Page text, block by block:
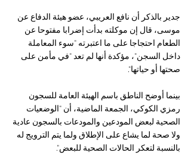
جدير بالذكر أن نافع العريبي، عضو هيئة الدفاع عن
موسى، قال إن موكلته بدأت إضرابا مفتوحا عن
الطعام احتجاجا على ما اعتبرته "سوء المعاملة
داخل السجن"، مؤكدة أنها لم تعد "في مأمن على
صحتها أو حياتها".
بينما أوضح الناطق باسم الهيئة العامة للسجون
رمزي الكوكي، الجمعة الماضية، أن "الوضعيات
الصحية لبعض المودعين والمودعات بالسجون عادية
ولا صحة لما يشاع على الإطلاق ولما يتم الترويج له
بالنسبة لتعكر الحالات الصحية للبعض".